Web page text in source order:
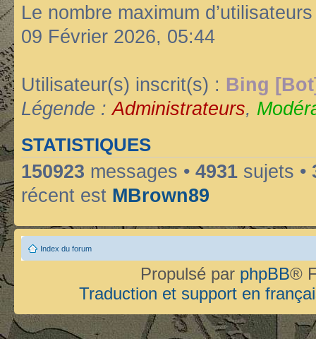
Le nombre maximum
09 Février 2026, 05:44
Utilisateur(s) inscrit(s) : Bing
Légende :Administrateurs,
STATISTIQUES
150923 messages • 4931 sujets •
récent est MBrown89
Index du forum
Propulsé par phpBB®
Traduction et support en